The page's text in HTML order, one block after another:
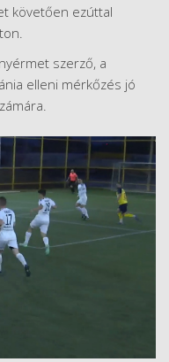
követően ezúttal
szerző, a
elleni mérkőzés jó